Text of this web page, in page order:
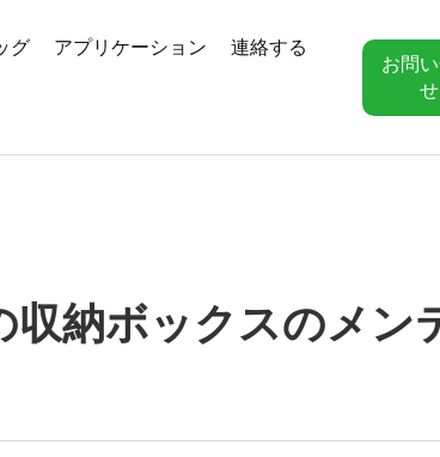
グ アプリケーション 連絡する
お問
せ
納ボックスのメン